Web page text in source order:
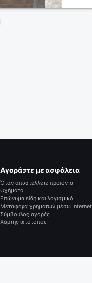
Αγοράστε με ασφάλεια
Όταν αποστέλλετε προϊόντα
Οχήματα
Επώνυμα είδη και λογισμικό
Μεταφορά χρημάτων μέσω Internet
Σύμβουλος αγοράς
Χάρτης ιστοτόπου